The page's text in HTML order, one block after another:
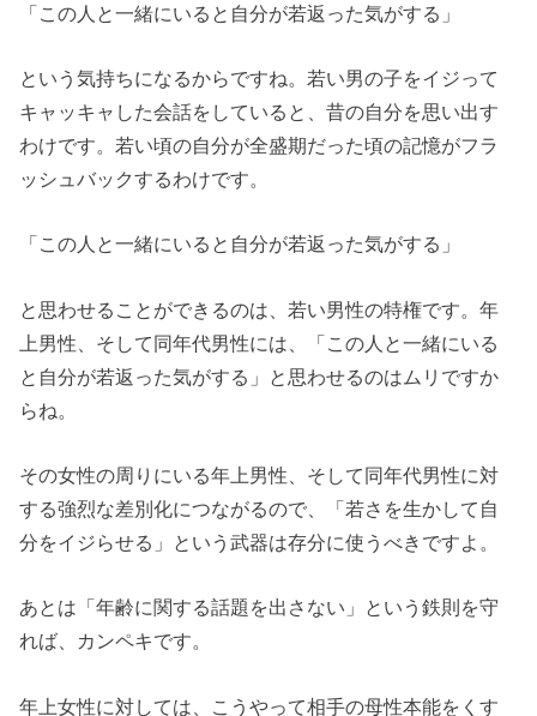
「この人と一緒にいると自分が若返った気がする」
という気持ちになるからですね。若い男の子をイジって
キャッキャした会話をしていると、昔の自分を思い出す
わけです。若い頃の自分が全盛期だった頃の記憶がフラ
ッシュバックするわけです。
「この人と一緒にいると自分が若返った気がする」
と思わせることができるのは、若い男性の特権です。年
上男性、そして同年代男性には、「この人と一緒にいる
と自分が若返った気がする」と思わせるのはムリですか
らね。
その女性の周りにいる年上男性、そして同年代男性に対
する強烈な差別化につながるので、「若さを生かして自
分をイジらせる」という武器は存分に使うべきですよ。
あとは「年齢に関する話題を出さない」という鉄則を守
れば、カンペキです。
年上女性に対しては、こうやって相手の母性本能をくす